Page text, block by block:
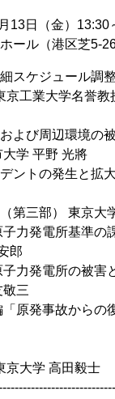
13日（金）13:30
ール（港区芝5-
スケジュール調整
京工業大学名誉教
および周辺環境の
学 平野 光將
デントの発生と拡
（第三部） 東京大
子力発電所基準の
郎
子力発電所の被害
敬三
原発事故からの
京大学 高田毅士